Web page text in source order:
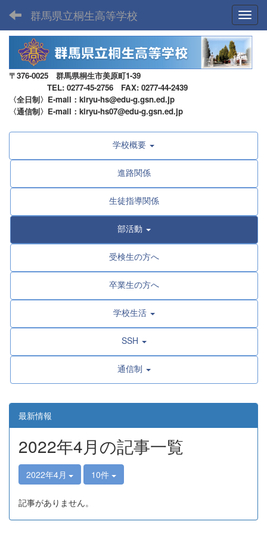
群馬県立桐生高等学校
〒376-0025 群馬県桐生市美原町1-39
TEL: 0277-45-2756 FAX: 0277-44-2439
〈全日制〉E-mail：kiryu-hs@edu-g.gsn.ed.jp
〈通信制〉E-mail：kiryu-hs07@edu-g.gsn.ed.jp
学校概要
進路関係
生徒指導関係
部活動
受検生の方へ
卒業生の方へ
学校生活
SSH
通信制
最新情報
2022年4月の記事一覧
2022年4月 10件
記事がありません。